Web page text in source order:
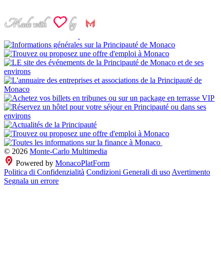
© 2026 Monte-Carlo Multimedia
Powered by MonacoPlatForm
Politica di Confidenzialità Condizioni Generali di uso Avertimento
Segnala un errore